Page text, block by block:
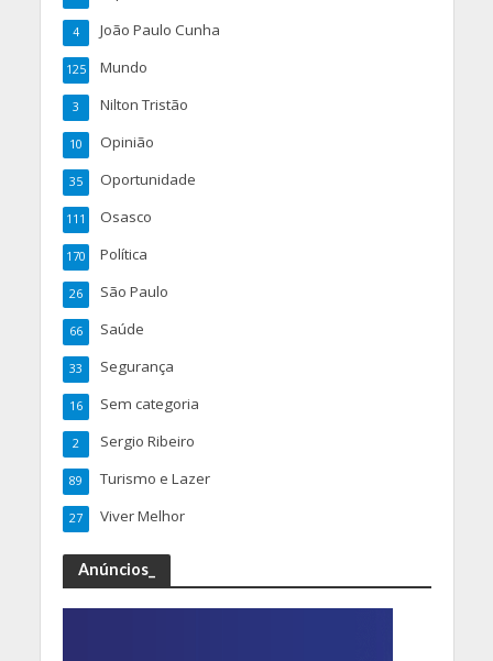
João Paulo Cunha
4
Mundo
125
Nilton Tristão
3
Opinião
10
Oportunidade
35
Osasco
111
Política
170
São Paulo
26
Saúde
66
Segurança
33
Sem categoria
16
Sergio Ribeiro
2
Turismo e Lazer
89
Viver Melhor
27
Anúncios_